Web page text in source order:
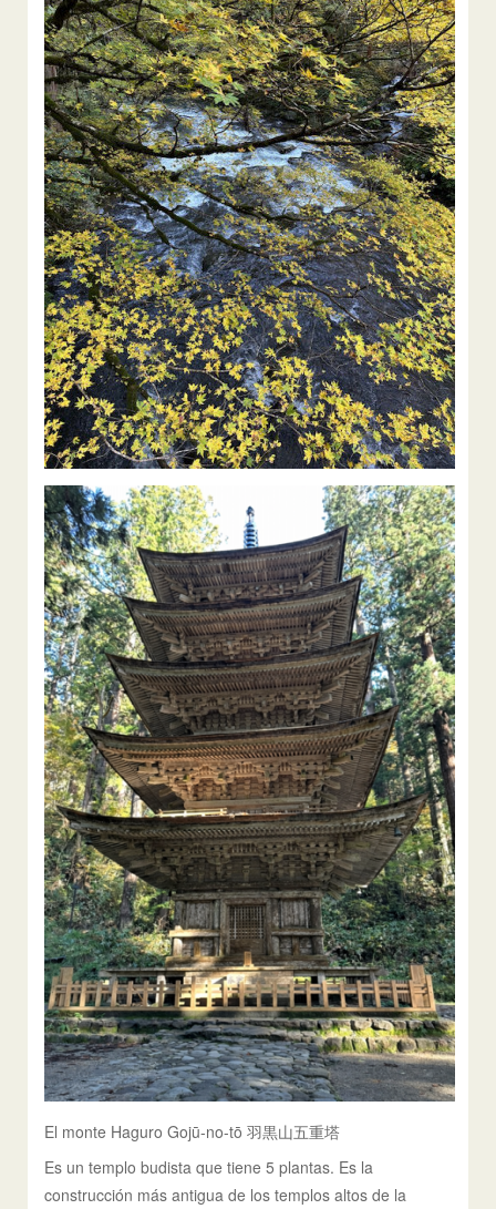
El monte Haguro Gojū-no-tō 羽黒山五重塔
Es un templo budista que tiene 5 plantas. Es la
construcción más antigua de los templos altos de la